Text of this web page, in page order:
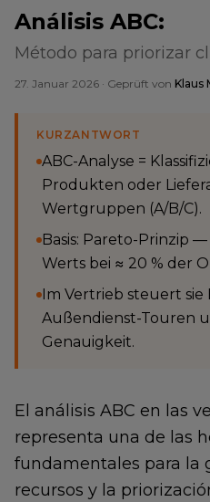
Análisis ABC:
Método para priorizar
27. Januar 2026 · Geprüft von Klaus
KURZANTWORT
ABC-Analyse =
Produkten oder
Wertgruppen (A/B/C).
Basis: Pareto-Prinzip —
Werts bei ≈ 20 % der
Im Vertrieb steuert
Außendienst-Touren
Genauigkeit.
El análisis ABC en las
representa una de las
fundamentales para la
recursos y la